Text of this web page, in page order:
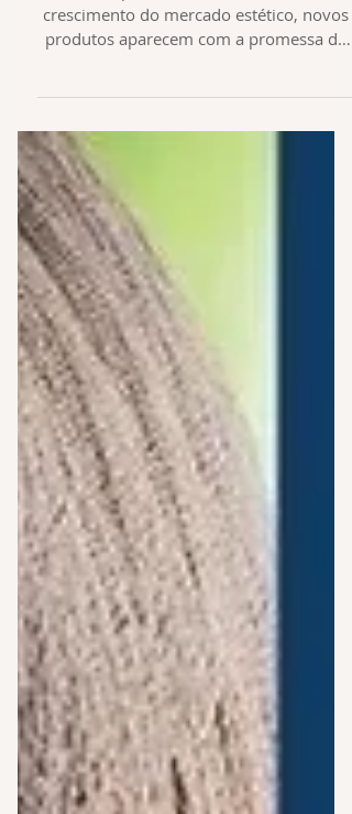
crescimento do mercado estético, novos
produtos aparecem com a promessa de